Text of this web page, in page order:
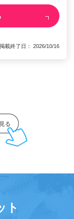
載終了日： 2026/10/16
ト